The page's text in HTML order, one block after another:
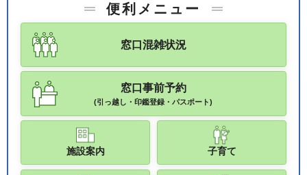
便利メニュー
窓口混雑状況
窓口事前予約
(引っ越し・印鑑登録・パスポート)
施設案内 子育て